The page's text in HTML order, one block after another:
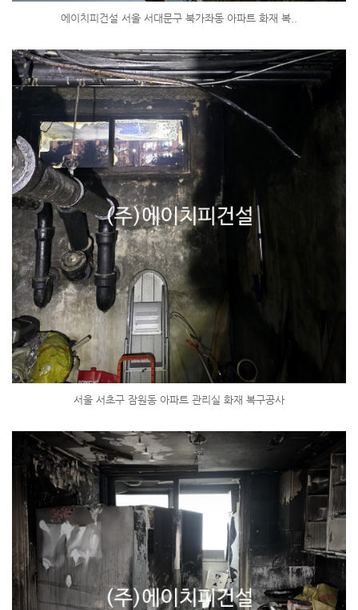
에이치피건설 서울 서대문구 북가좌동 아파트 화재 복..
서울 서초구 잠원동 아파트 관리실 화재 복구공사